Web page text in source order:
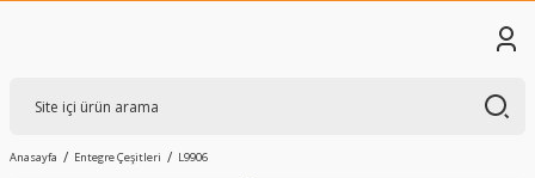
Anasayfa Entegre Çeşitleri L9906